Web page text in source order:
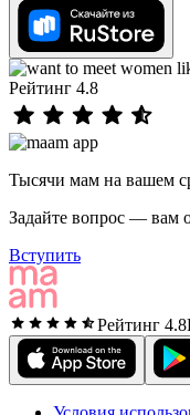
Рейтинг 4.8
Тысячи мам на вашем
Задайте вопрос — вам
Вступить
Рейтинг 4.8